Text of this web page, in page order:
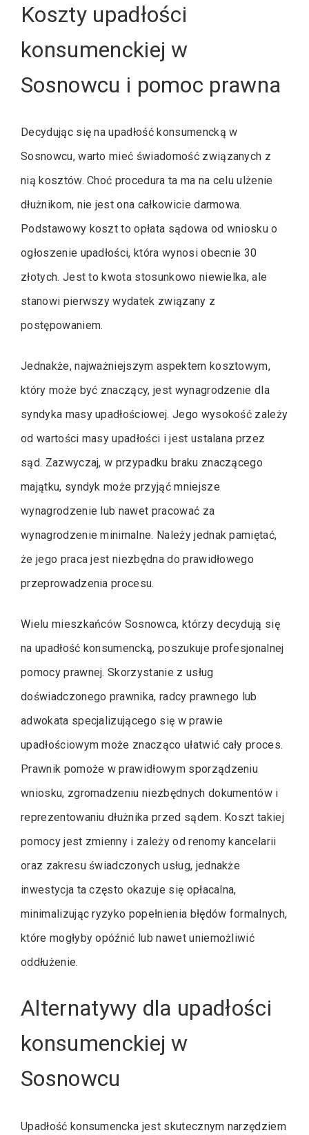
Koszty upadłości
konsumenckiej w
Sosnowcu i pomoc prawna
Decydując się na upadłość konsumencką w
Sosnowcu, warto mieć świadomość związanych z
nią kosztów. Choć procedura ta ma na celu ulżenie
dłużnikom, nie jest ona całkowicie darmowa.
Podstawowy koszt to opłata sądowa od wniosku o
ogłoszenie upadłości, która wynosi obecnie 30
złotych. Jest to kwota stosunkowo niewielka, ale
stanowi pierwszy wydatek związany z
postępowaniem.
Jednakże, najważniejszym aspektem kosztowym,
który może być znaczący, jest wynagrodzenie dla
syndyka masy upadłościowej. Jego wysokość zależy
od wartości masy upadłości i jest ustalana przez
sąd. Zazwyczaj, w przypadku braku znaczącego
majątku, syndyk może przyjąć mniejsze
wynagrodzenie lub nawet pracować za
wynagrodzenie minimalne. Należy jednak pamiętać,
że jego praca jest niezbędna do prawidłowego
przeprowadzenia procesu.
Wielu mieszkańców Sosnowca, którzy decydują się
na upadłość konsumencką, poszukuje profesjonalnej
pomocy prawnej. Skorzystanie z usług
doświadczonego prawnika, radcy prawnego lub
adwokata specjalizującego się w prawie
upadłościowym może znacząco ułatwić cały proces.
Prawnik pomoże w prawidłowym sporządzeniu
wniosku, zgromadzeniu niezbędnych dokumentów i
reprezentowaniu dłużnika przed sądem. Koszt takiej
pomocy jest zmienny i zależy od renomy kancelarii
oraz zakresu świadczonych usług, jednakże
inwestycja ta często okazuje się opłacalna,
minimalizując ryzyko popełnienia błędów formalnych,
które mogłyby opóźnić lub nawet uniemożliwić
oddłużenie.
Alternatywy dla upadłości
konsumenckiej w
Sosnowcu
Upadłość konsumencka jest skutecznym narzędziem